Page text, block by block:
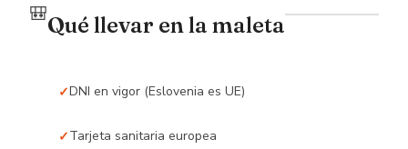
🎒Qué llevar en la maleta
DNI en vigor (Eslovenia es UE)
Tarjeta sanitaria europea